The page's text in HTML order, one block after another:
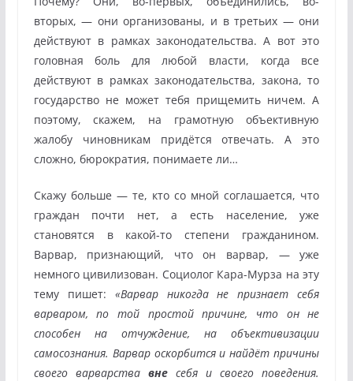
вторых, — они организованы, и в третьих — они
действуют в рамках законодательства. А вот это
головная боль для любой власти, когда все
действуют в рамках законодательства, закона, то
государство не может тебя прищемить ничем. А
поэтому, скажем, на грамотную объективную
жалобу чиновникам придётся отвечать. А это
сложно, бюрократия, понимаете ли…
Скажу больше — те, кто со мной соглашается, что
граждан почти нет, а есть население, уже
становятся в какой-то степени гражданином.
Варвар, признающий, что он варвар, — уже
немного цивилизован. Социолог Кара-Мурза на эту
тему пишет: «Варвар никогда не признает себя
варваром, по той простой причине, что он не
способен на отчуждение, на объективизации
самосознания. Варвар оскорбится и найдёт причины
своего варварства внесебя и своего поведения.